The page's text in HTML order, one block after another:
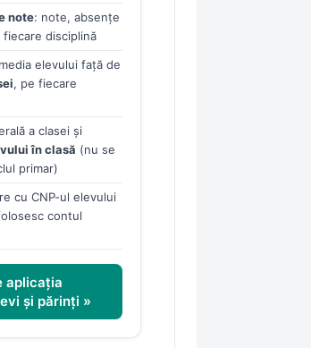
note: note, absențe
fiecare disciplină
elevului față de
, pe fiecare
a clasei și
în clasă (nu se
primar)
cu CNP-ul elevului
contul
aplicația
și părinți »